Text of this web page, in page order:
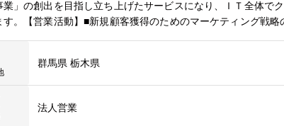
業」の創出を目指し立ち上げたサービスになり、ＩＴ全体で
す。【営業活動】■新規顧客獲得のためのマーケティング戦
び改善施策の立案と実行（オウンドメディア、SNS、WEB
群馬県 栃木県
法人営業